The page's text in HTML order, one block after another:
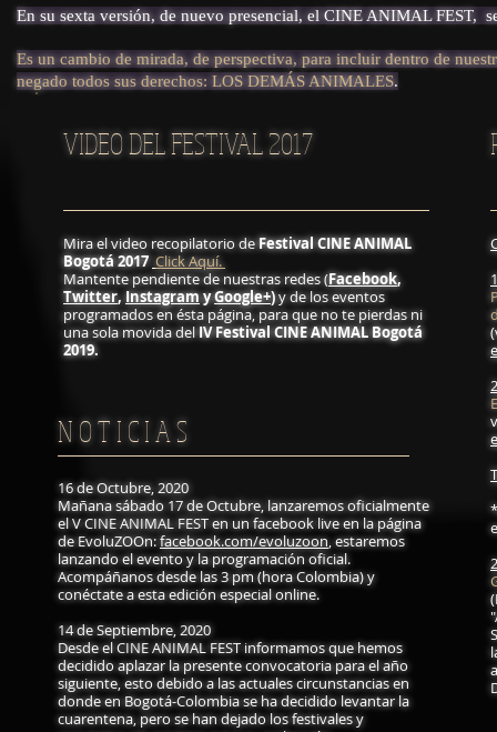
En su sexta versión, de nuevo presencial, el CINE ANIMAL FEST,
Es un cambio de mirada, de perspectiva, para incluir dentro de
negado todos sus derechos: LOS DEMÁS ANIMALES.​
VIDEO DEL FESTIVAL 2017
Mira el video recopilatorio deFestival CINE ANIMAL
Bogotá 2017 Click Aquí.
Mantente pendiente de nuestras redes (Facebook,
Twitter,InstagramyGoogle+)y de los eventos
programados en ésta página, para que no te pierdas ni
una sola movida delIV Festival CINE ANIMAL Bogotá
2019.
N O T I C I A S
16 de Octubre, 2020
Mañana sábado 17 de Octubre, lanzaremos oficialmente
el V CINE ANIMAL FEST en un facebook live en la página
de EvoluZOOn:facebook.com/evoluzoon, estaremos
lanzando el evento y la programación oficial.
Acompáñanos desde las 3 pm (hora Colombia) y
conéctate a esta edición especial online.
14 de Septiembre, 2020
Desde el CINE ANIMAL FEST informamos que hemos
decidido aplazar la presente convocatoria para el año
siguiente, esto debido a las actuales circunstancias en
donde en Bogotá-Colombia se ha decidido levantar la
cuarentena, pero se han dejado los festivales y